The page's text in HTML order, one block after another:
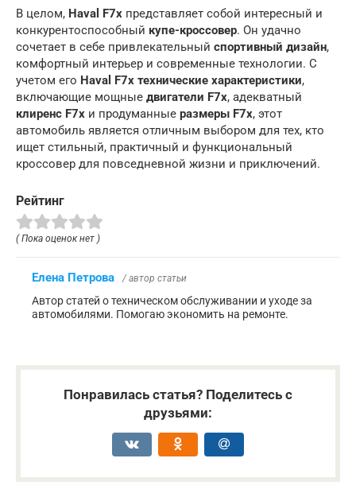
В целом, Haval F7x представляет собой интересный и
конкурентоспособный купе-кроссовер. Он удачно
сочетает в себе привлекательный спортивный дизайн,
комфортный интерьер и современные технологии. С
учетом его Haval F7x технические характеристики,
включающие мощные двигатели F7x, адекватный
клиренс F7x и продуманные размеры F7x, этот
автомобиль является отличным выбором для тех, кто
ищет стильный, практичный и функциональный
кроссовер для повседневной жизни и приключений.
Рейтинг
( Пока оценок нет )
Елена Петрова / автор статьи
Автор статей о техническом обслуживании и уходе за
автомобилями. Помогаю экономить на ремонте.
Понравилась статья? Поделитесь с
друзьями: